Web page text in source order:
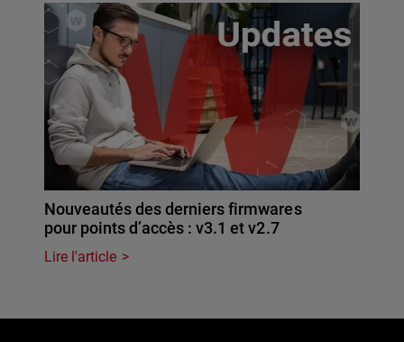
Nouveautés des derniers firmwares
pour points d’accès : v3.1 et v2.7
Lire l'article